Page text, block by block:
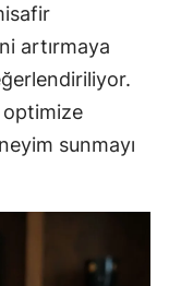
artırmaya
sunmayı